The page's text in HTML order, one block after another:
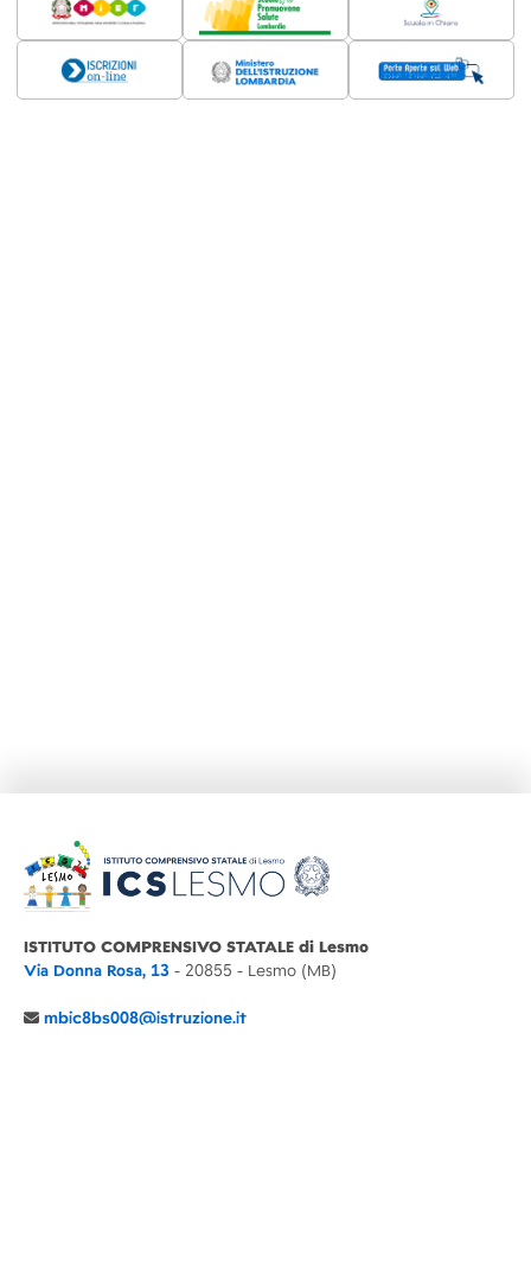
ISTITUTO COMPRENSIVO STATALE di Lesmo
Via Donna Rosa, 13 - 20855 - Lesmo (MB)
mbic8bs008@istruzione.it